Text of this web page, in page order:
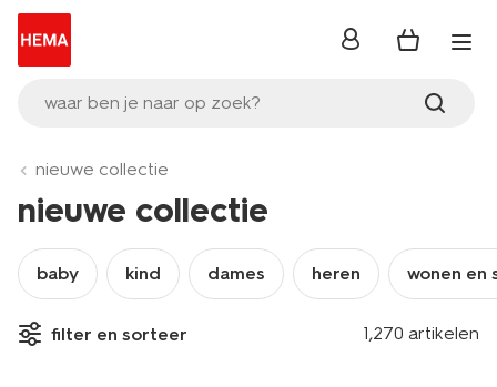
waar ben je naar op zoek?
inloggen
nieuwe collectie
nieuwe collectie
baby kind dames heren wonen en
filter en sorteer 1,270 artikelen
nieuw